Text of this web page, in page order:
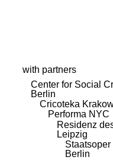
with partners
Center for Social
Berlin
Cricoteka
Performa NYC
Residenz
Leipzig
Berlin